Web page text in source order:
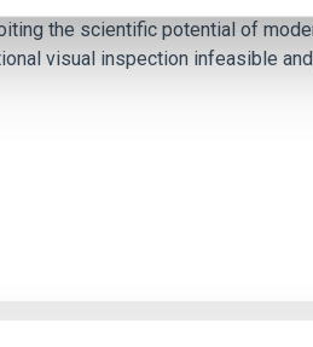
the scientific potential of
visual inspection infeasible